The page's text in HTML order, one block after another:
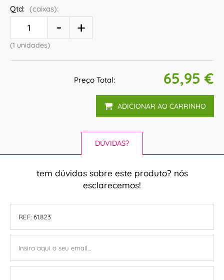
Qtd: (caixas):
(1 unidades)
Preço Total: 65,95 €
ADICIONAR AO CARRINHO
DÚVIDAS?
tem dúvidas sobre este produto? nós
esclarecemos!